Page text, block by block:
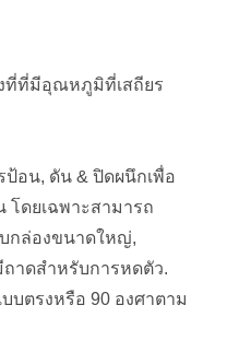
ที่ที่มีอุณหภูมิที่เสถียร
อน, ดัน & ปิดผนึกเพื่อ
ดยเฉพาะสามารถ
กล่องขนาดใหญ่,
าดสำหรับการหดตัว.
บตรงหรือ 90 องศาตาม